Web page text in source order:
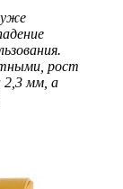
уже
рост
2,3 мм, а